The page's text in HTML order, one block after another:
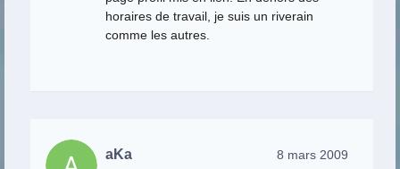
horaires de travail, je suis un riverain
comme les autres.
aKa 8 mars 2009